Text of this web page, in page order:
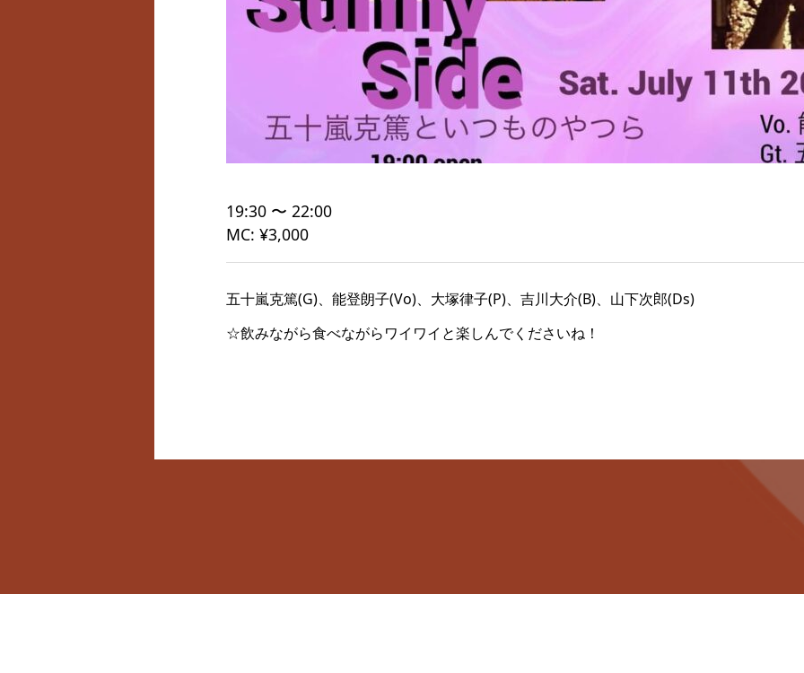
19:30 〜 22:00
MC: ¥3,000
五十嵐克篤(G)、能登朗子(Vo)、大塚律子(P)、吉川大介(B)、山下次郎(Ds)
☆飲みながら食べながらワイワイと楽しんでくださいね！